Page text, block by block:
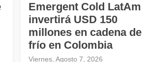
Emergent Cold LatAm
invertirá USD 150
millones en cadena de
frío en Colombia
Viernes, Agosto 7, 2026